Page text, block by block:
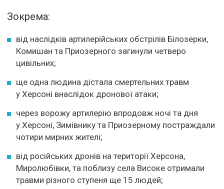
Зокрема:
від наслідків артилерійських обстрілів Білозерки,
Комишан та Приозерного загинули четверо
цивільних;
ще одна людина дістала смертельних травм
у Херсоні внаслідок дронової атаки;
через ворожу артилерію впродовж ночі та дня
у Херсоні, Зимівнику та Приозерному постраждали
чотири мирних жителі;
від російських дронів на території Херсона,
Миролюбівки, та поблизу села Високе отримали
травми різного ступеня ще 15 людей;